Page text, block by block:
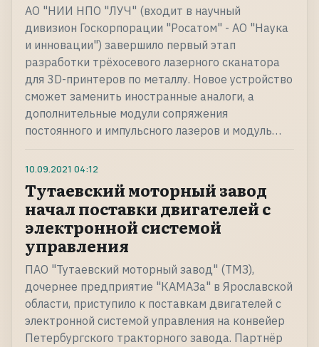
АО "НИИ НПО "ЛУЧ" (входит в научный
дивизион Госкорпорации "Росатом" - АО "Наука
и инновации") завершило первый этап
разработки трёхосевого лазерного сканатора
для 3D-принтеров по металлу. Новое устройство
сможет заменить иностранные аналоги, а
дополнительные модули сопряжения
постоянного и импульсного лазеров и модуль…
10.09.2021 04:12
Тутаевский моторный завод
начал поставки двигателей с
электронной системой
управления
ПАО "Тутаевский моторный завод" (ТМЗ),
дочернее предприятие "КАМАЗа" в Ярославской
области, приступило к поставкам двигателей с
электронной системой управления на конвейер
Петербургского тракторного завода. Партнёр